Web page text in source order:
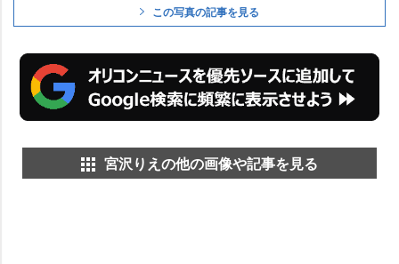
この写真の記事を見る
宮沢りえの他の画像や記事を見る